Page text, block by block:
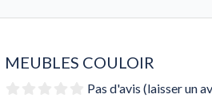
MEUBLES COULOIR
Pas d'avis (laisser un